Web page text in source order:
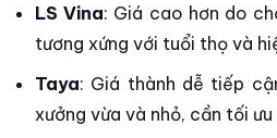
LS Vina: Giá cao hơn do
tương xứng với tuổi thọ và
Taya: Giá thành dễ tiếp
xưởng vừa và nhỏ, cần tối